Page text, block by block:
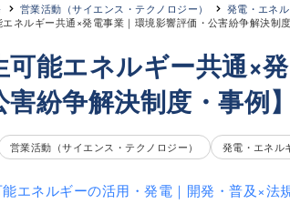
営業活動（サイエンス・テクノロジー）
発電・エネ
エネルギー共通×発電事業｜環境影響評価・公害紛争解決制度
可能エネルギー共通×
紛争解決制度・事例】
営業活動（サイエンス・テクノロジー） 発電・エネル
エネルギーの活用・発電｜開発・普及×法